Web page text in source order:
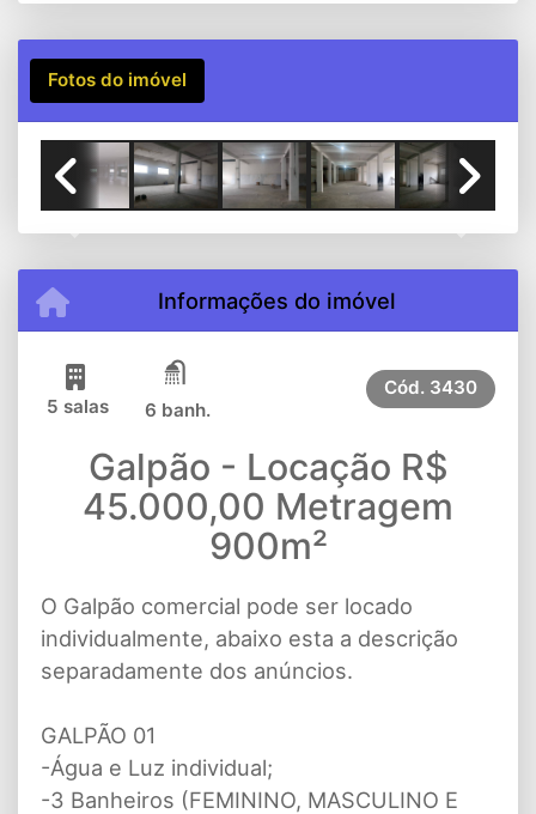
Fotos do imóvel
Informações do imóvel
5 salas 6 banh.
Cód. 3430
Galpão - Locação R$
45.000,00 Metragem
900m²
O Galpão comercial pode ser locado
individualmente, abaixo esta a descrição
separadamente dos anúncios.
GALPÃO 01
-Água e Luz individual;
-3 Banheiros (FEMININO, MASCULINO E